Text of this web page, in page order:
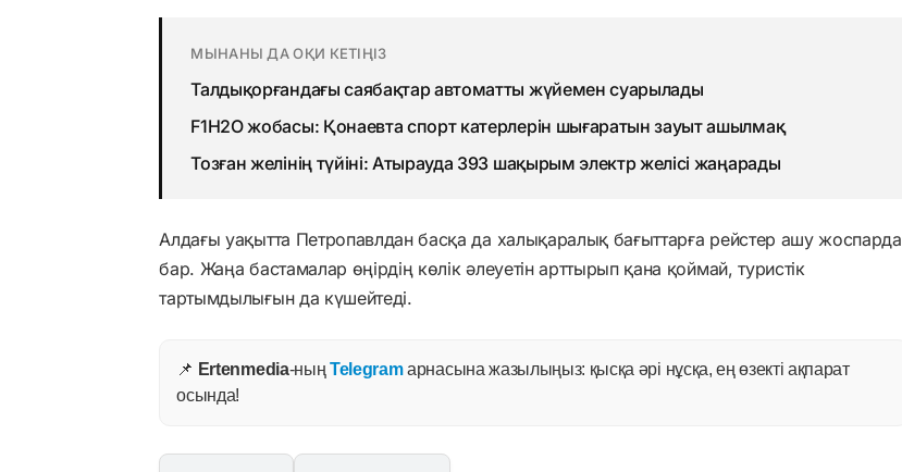
МЫНАНЫ ДА ОҚИ КЕТІҢІЗ
Талдықорғандағы саябақтар автоматты жүйемен суарылады
F1H2O жобасы: Қонаевта спорт катерлерін шығаратын зауыт ашылмақ
Тозған желінің түйіні: Атырауда 393 шақырым электр желісі жаңарады
Алдағы уақытта Петропавлдан басқа да халықаралық бағыттарға рейстер ашу жоспарда
бар. Жаңа бастамалар өңірдің көлік әлеуетін арттырып қана қоймай, туристік
тартымдылығын да күшейтеді.
📌 Ertenmedia-ның Telegramарнасына жазылыңыз: қысқа әрі нұсқа, ең өзекті ақпарат
осында!